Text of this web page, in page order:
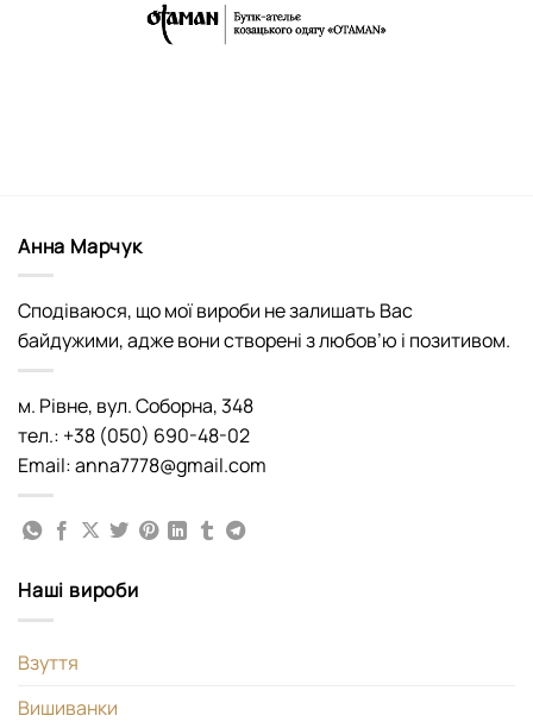
Анна Марчук
Сподіваюся, що мої вироби не залишать Вас
байдужими, адже вони створені з любов’ю і позитивом.
м. Рівне, вул. Соборна, 348
тел.: +38 (050) 690-48-02
Email: anna7778@gmail.com
Наші вироби
Взуття
Вишиванки